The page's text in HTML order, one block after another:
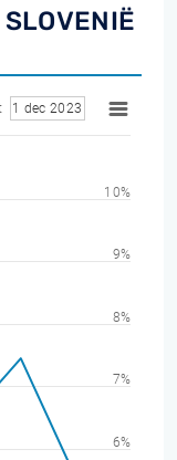
1 dec 2023
6%
7%
8%
9%
10%